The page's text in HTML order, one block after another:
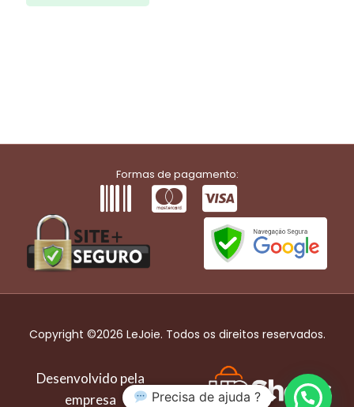
Formas de pagamento:
Copyright ©2026 LeJoie. Todos os direitos reservados.
Desenvolvido pela
empresa
Precisa de ajuda ?